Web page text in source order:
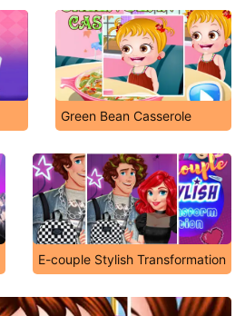
Green Bean Casserole
E-couple Stylish Transformation